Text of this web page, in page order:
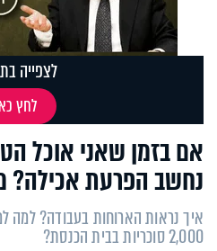
אם בזמן שאני אוכל
נחשב הפרעת אכילה?
איך נראות הארוחות בעבודה? למה
2,000 סוכריות בבית הכנסת?
לצפייה
לחץ